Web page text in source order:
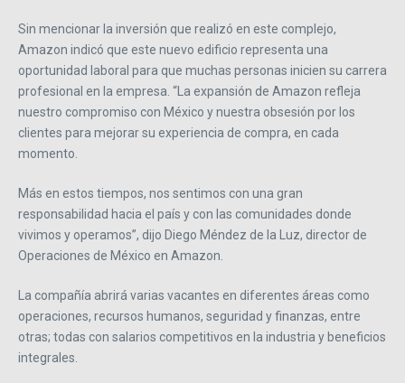
Sin mencionar la inversión que realizó en este complejo,
Amazon indicó que este nuevo edificio representa una
oportunidad laboral para que muchas personas inicien su carrera
profesional en la empresa. “La expansión de Amazon refleja
nuestro compromiso con México y nuestra obsesión por los
clientes para mejorar su experiencia de compra, en cada
momento.
Más en estos tiempos, nos sentimos con una gran
responsabilidad hacia el país y con las comunidades donde
vivimos y operamos”, dijo Diego Méndez de la Luz, director de
Operaciones de México en Amazon.
La compañía abrirá varias vacantes en diferentes áreas como
operaciones, recursos humanos, seguridad y finanzas, entre
otras; todas con salarios competitivos en la industria y beneficios
integrales.